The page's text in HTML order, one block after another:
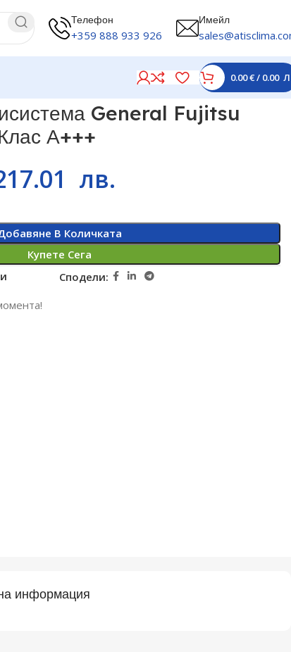
Телефон
+359 888 933 926
Имейл
0.00€/ 0.00
General Fujitsu
А+++
лв.
В Количката
Купете Сега
Сподели:
информация